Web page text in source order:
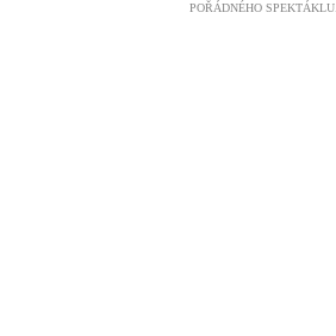
POŘÁDNÉHO SPEKTÁKLU.